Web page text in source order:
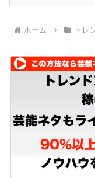
ホーム トレ